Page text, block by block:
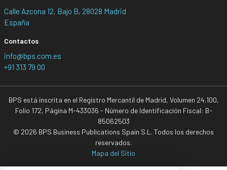
Calle Azcona 12, Bajo B, 28028 Madrid
España
Contactos
info@bps.com.es
+91 313 79 00
BPS está inscrita en el Registro Mercantil de Madrid, Volumen 24.100,
Folio 172, Página M-433036 - Número de Identificación Fiscal: B-
85062503
© 2026 BPS Business Publications Spain S.L. Todos los derechos
reservados.
Mapa del Sitio